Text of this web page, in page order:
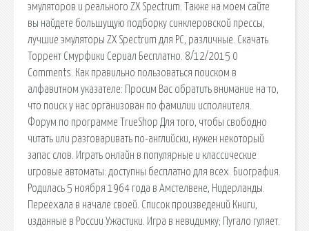
эмуляторов и реального ZX Spectrum. Tакже на моем сайте
вы найдете большущую подборку синклеровской прессы,
лучшие эмуляторы ZX Spectrum для PC, различные. Скачать
Торрент Смурфики Сериал Бесплатно. 8/12/2015 0
Comments. Как правильно пользоваться поиском в
алфавитном указателе: Просим Вас обратить внимание на то,
что поиск у нас организован по фамилии исполнителя.
Форум по программе TrueShop Для того, чтобы свободно
читать или разговаривать по-английски, нужен некоторый
запас слов. Играть онлайн в популярные и классические
игровые автоматы: доступны бесплатно для всех. Биография.
Родилась 5 ноября 1964 года в Амстелвене, Нидерланды.
Переехала в начале своей. Список произведений Книги,
изданные в России Ужастики. Игра в невидимку; Пугало гуляет.